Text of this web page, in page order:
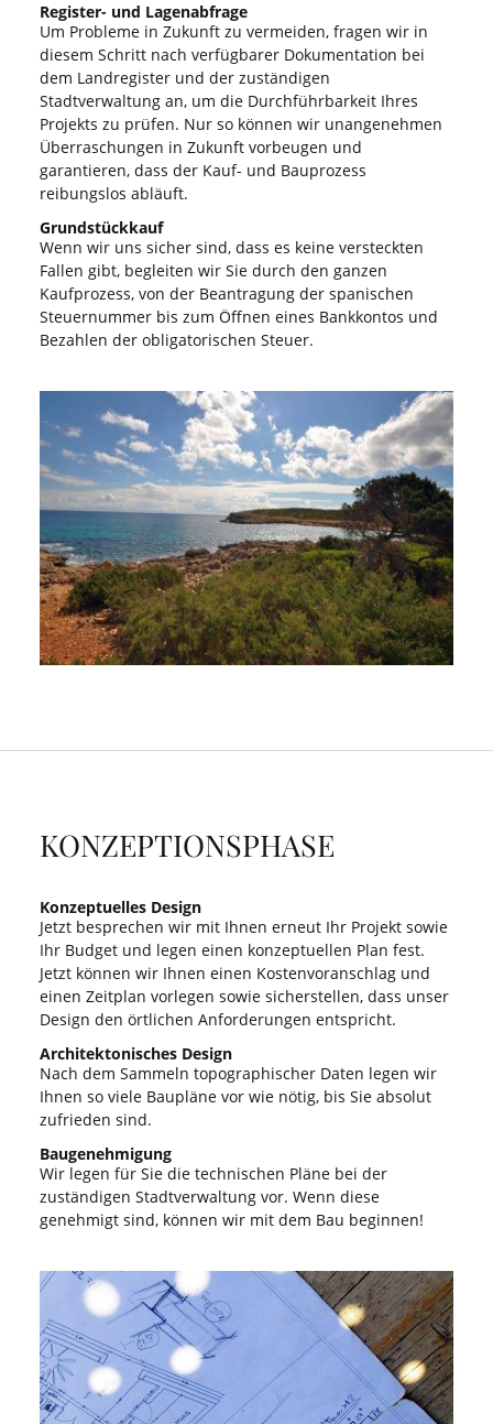
Register- und Lagenabfrage
Um Probleme in Zukunft zu vermeiden, fragen wir in
diesem Schritt nach verfügbarer Dokumentation bei
dem Landregister und der zuständigen
Stadtverwaltung an, um die Durchführbarkeit Ihres
Projekts zu prüfen. Nur so können wir unangenehmen
Überraschungen in Zukunft vorbeugen und
garantieren, dass der Kauf- und Bauprozess
reibungslos abläuft.
Grundstückkauf
Wenn wir uns sicher sind, dass es keine versteckten
Fallen gibt, begleiten wir Sie durch den ganzen
Kaufprozess, von der Beantragung der spanischen
Steuernummer bis zum Öffnen eines Bankkontos und
Bezahlen der obligatorischen Steuer.
KONZEPTIONSPHASE
Konzeptuelles Design
Jetzt besprechen wir mit Ihnen erneut Ihr Projekt sowie
Ihr Budget und legen einen konzeptuellen Plan fest.
Jetzt können wir Ihnen einen Kostenvoranschlag und
einen Zeitplan vorlegen sowie sicherstellen, dass unser
Design den örtlichen Anforderungen entspricht.
Architektonisches Design
Nach dem Sammeln topographischer Daten legen wir
Ihnen so viele Baupläne vor wie nötig, bis Sie absolut
zufrieden sind.
Baugenehmigung
Wir legen für Sie die technischen Pläne bei der
zuständigen Stadtverwaltung vor. Wenn diese
genehmigt sind, können wir mit dem Bau beginnen!